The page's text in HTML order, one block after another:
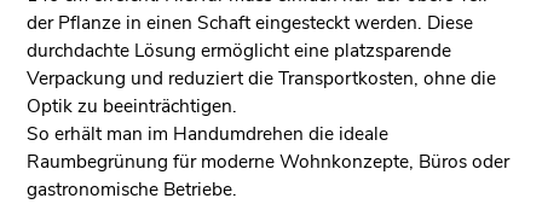
der Pflanze in einen Schaft eingesteckt werden. Diese
durchdachte Lösung ermöglicht eine platzsparende
Verpackung und reduziert die Transportkosten, ohne die
Optik zu beeinträchtigen.
So erhält man im Handumdrehen die ideale
Raumbegrünung für moderne Wohnkonzepte, Büros oder
gastronomische Betriebe.